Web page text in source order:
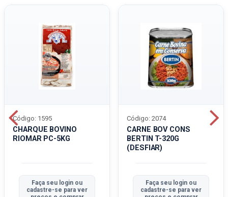
CHARQUE BOVINO
RIOMAR PC-5KG
Código: 1595
Faça seu login ou
cadastre-se para ver
CARNE BOV CONS
BERTIN T-320G
(DESFIAR)
Código: 2074
Faça seu login ou
cadastre-se para ver